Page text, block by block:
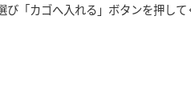
び「カゴへ入れる」ボタンを押して